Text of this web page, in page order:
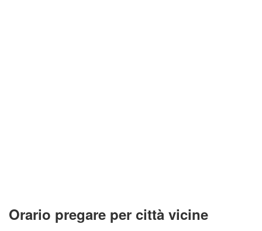
Orario pregare per città vicine